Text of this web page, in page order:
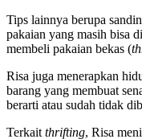
Tips lainnya berupa
pakaian yang masih bisa
membeli pakaian bekas (
Risa juga menerapkan
barang yang membuat
berarti atau sudah tidak
Terkait thrifting, Risa